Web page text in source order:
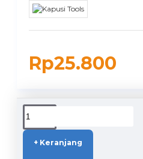
Rp25.800
+ Keranjang
DUKUNGAN PENGIRIMAN